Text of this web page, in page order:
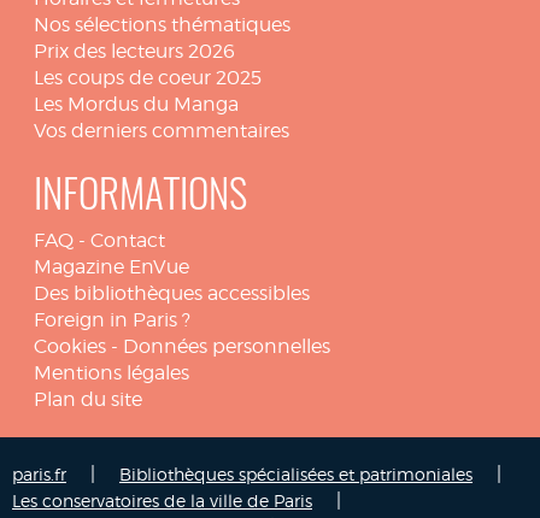
Nos sélections thématiques
Prix des lecteurs 2026
Les coups de coeur 2025
Les Mordus du Manga
Vos derniers commentaires
INFORMATIONS
FAQ - Contact
Magazine EnVue
Des bibliothèques accessibles
Foreign in Paris ?
Cookies - Données personnelles
Mentions légales
Plan du site
paris.fr Bibliothèques spécialisées et patrimoniales
Les conservatoires de la ville de Paris